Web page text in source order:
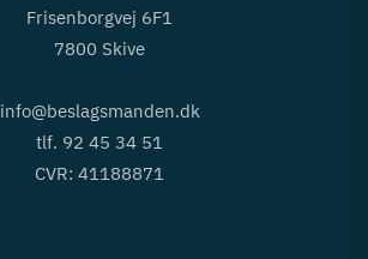
Frisenborgvej 6F1
7800 Skive
info@beslagsmanden.dk
tlf. 92 45 34 51
CVR: 41188871